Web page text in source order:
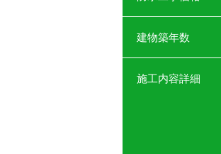
建物築年数
施工内容詳細